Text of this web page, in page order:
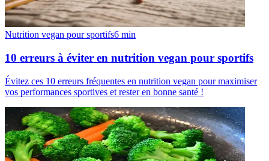
Nutrition vegan pour sportifs6 min
10 erreurs à éviter en nutrition vegan pour sportifs
Évitez ces 10 erreurs fréquentes en nutrition vegan pour maximiser
vos performances sportives et rester en bonne santé !